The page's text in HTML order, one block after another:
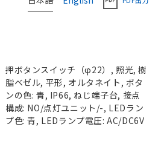
押ボタンスイッチ（φ22）, 照光, 樹
脂ベゼル, 平形, オルタネイト, ボタ
ンの色: 青, IP66, ねじ端子台, 接点
構成: NO/点灯ユニット/-, LEDラン
プ色: 青, LEDランプ電圧: AC/DC6V